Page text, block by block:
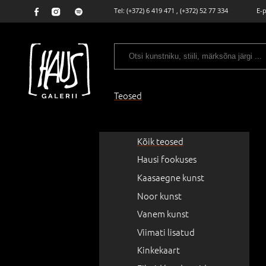
Tel: (+372) 6 419 471 , (+372) 52 77 334 E-
Teosed
Kõik teosed
Hausi fookuses
Kaasaegne kunst
Noor kunst
Vanem kunst
Viimati lisatud
Kinkekaart